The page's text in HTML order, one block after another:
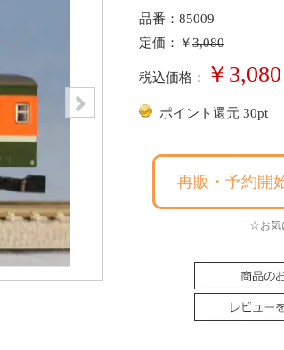
品番：85009
定価：￥3,080
税込価格： ￥3,080
ポイント還元 30pt
再販・予約開
☆お気